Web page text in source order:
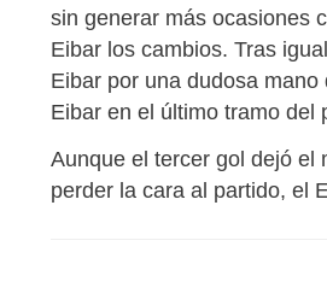
sin generar más ocasiones
Eibar los cambios. Tras
Eibar por una dudosa
Eibar en el último tramo del
Aunque el tercer gol dejó el
perder la cara al partido, el